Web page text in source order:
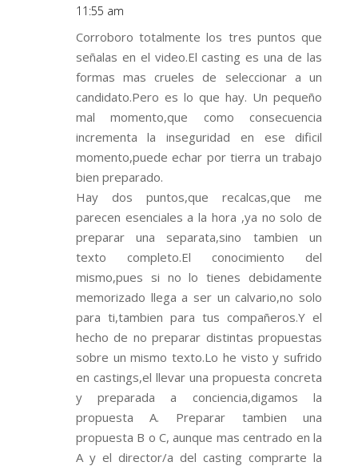
11:55 am
Corroboro totalmente los tres puntos que
señalas en el video.El casting es una de las
formas mas crueles de seleccionar a un
candidato.Pero es lo que hay. Un pequeño
mal momento,que como consecuencia
incrementa la inseguridad en ese dificil
momento,puede echar por tierra un trabajo
bien preparado.
Hay dos puntos,que recalcas,que me
parecen esenciales a la hora ,ya no solo de
preparar una separata,sino tambien un
texto completo.El conocimiento del
mismo,pues si no lo tienes debidamente
memorizado llega a ser un calvario,no solo
para ti,tambien para tus compañeros.Y el
hecho de no preparar distintas propuestas
sobre un mismo texto.Lo he visto y sufrido
en castings,el llevar una propuesta concreta
y preparada a conciencia,digamos la
propuesta A. Preparar tambien una
propuesta B o C, aunque mas centrado en la
A y el director/a del casting comprarte la